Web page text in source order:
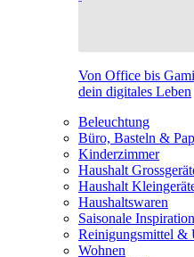
Von Office bis
dein digitales Leben
Beleuchtung
Büro, Basteln &
Kinderzimmer
Haushalt
Haushalt
Haushaltswaren
Saisonale Inspiration
Reinigungsmittel &
Wohnen